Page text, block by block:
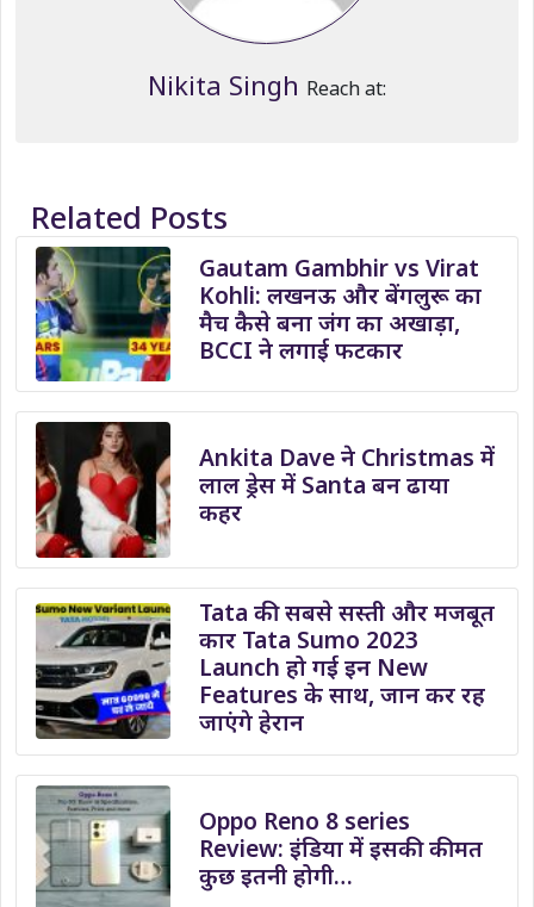
Nikita Singh Reach at:
Related Posts
Gautam Gambhir vs Virat
Kohli: लखनऊ और बेंगलुरू का
मैच कैसे बना जंग का अखाड़ा,
BCCI ने लगाई फटकार
Ankita Dave ने Christmas में
लाल ड्रेस में Santa बन ढाया
कहर
Tata की सबसे सस्ती और मजबूत
कार Tata Sumo 2023
Launch हो गई इन New
Features के साथ, जान कर रह
जाएंगे हेरान
Oppo Reno 8 series
Review: इंडिया में इसकी कीमत
कुछ इतनी होगी…